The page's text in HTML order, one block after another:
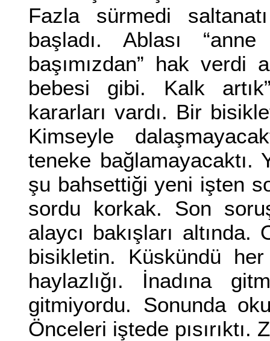
Fazla sürmedi
başladı. Ablası
başımızdan” hak
bebesi gibi. Kalk
kararları vardı. Bir
Kimseyle
teneke bağlamayacaktı.
şu bahsettiği yeni işten
sordu korkak. Son
alaycı bakışları
bisikletin. Küskündü
haylazlığı. İnadına
gitmiyordu. Sonunda
Önceleri iştede pısırıktı.